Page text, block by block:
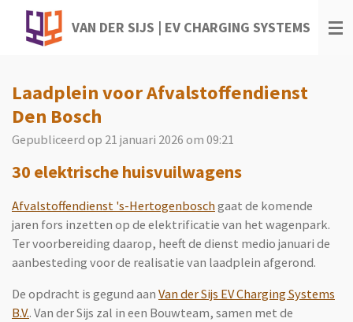
direct
hoofdinhoud
VAN DER SIJS | EV CHARGING SYSTEMS
Laadplein voor Afvalstoffendienst
Den Bosch
Gepubliceerd op 21 januari 2026 om 09:21
30 elektrische huisvuilwagens
Afvalstoffendienst 's-Hertogenbosch gaat de komende
jaren fors inzetten op de elektrificatie van het wagenpark.
Ter voorbereiding daarop, heeft de dienst medio januari de
aanbesteding voor de realisatie van laadplein afgerond.
De opdracht is gegund aan Van der Sijs EV Charging Systems
B.V.. Van der Sijs zal in een Bouwteam, samen met de